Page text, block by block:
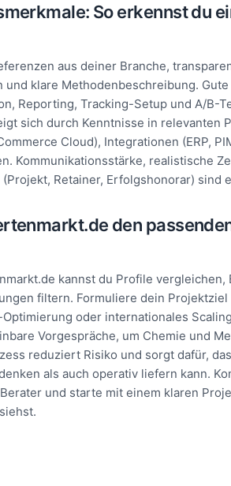
So erkennst du
aus deiner Branche,
und klare Methodenbeschreibung.
Reporting, Tracking-Setup und A/B-
sich durch Kenntnisse in relevanten
Cloud), Integrationen (ERP,
Kommunikationsstärke, realistische
Retainer, Erfolgshonorar) sind
den
kannst du Profile
filtern. Formuliere dein
oder internationales
Vorgespräche, um Chemie und
reduziert Risiko und sorgt dafür,
als auch operativ liefern kann.
und starte mit einem klaren